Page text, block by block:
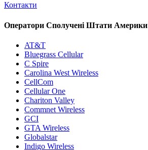
Контакти
Оператори Сполучені Штати Америки
AT&T
Bluegrass Cellular
C Spire
Carolina West Wireless
CellCom
Cellular One
Chariton Valley
Commnet Wireless
GCI
GTA Wireless
Globalstar
Indigo Wireless